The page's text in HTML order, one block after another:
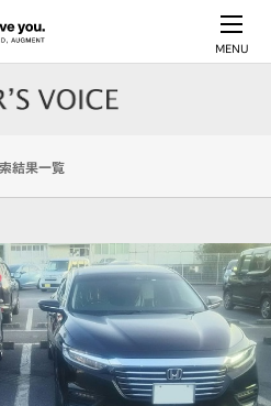
MENU
結果一覧